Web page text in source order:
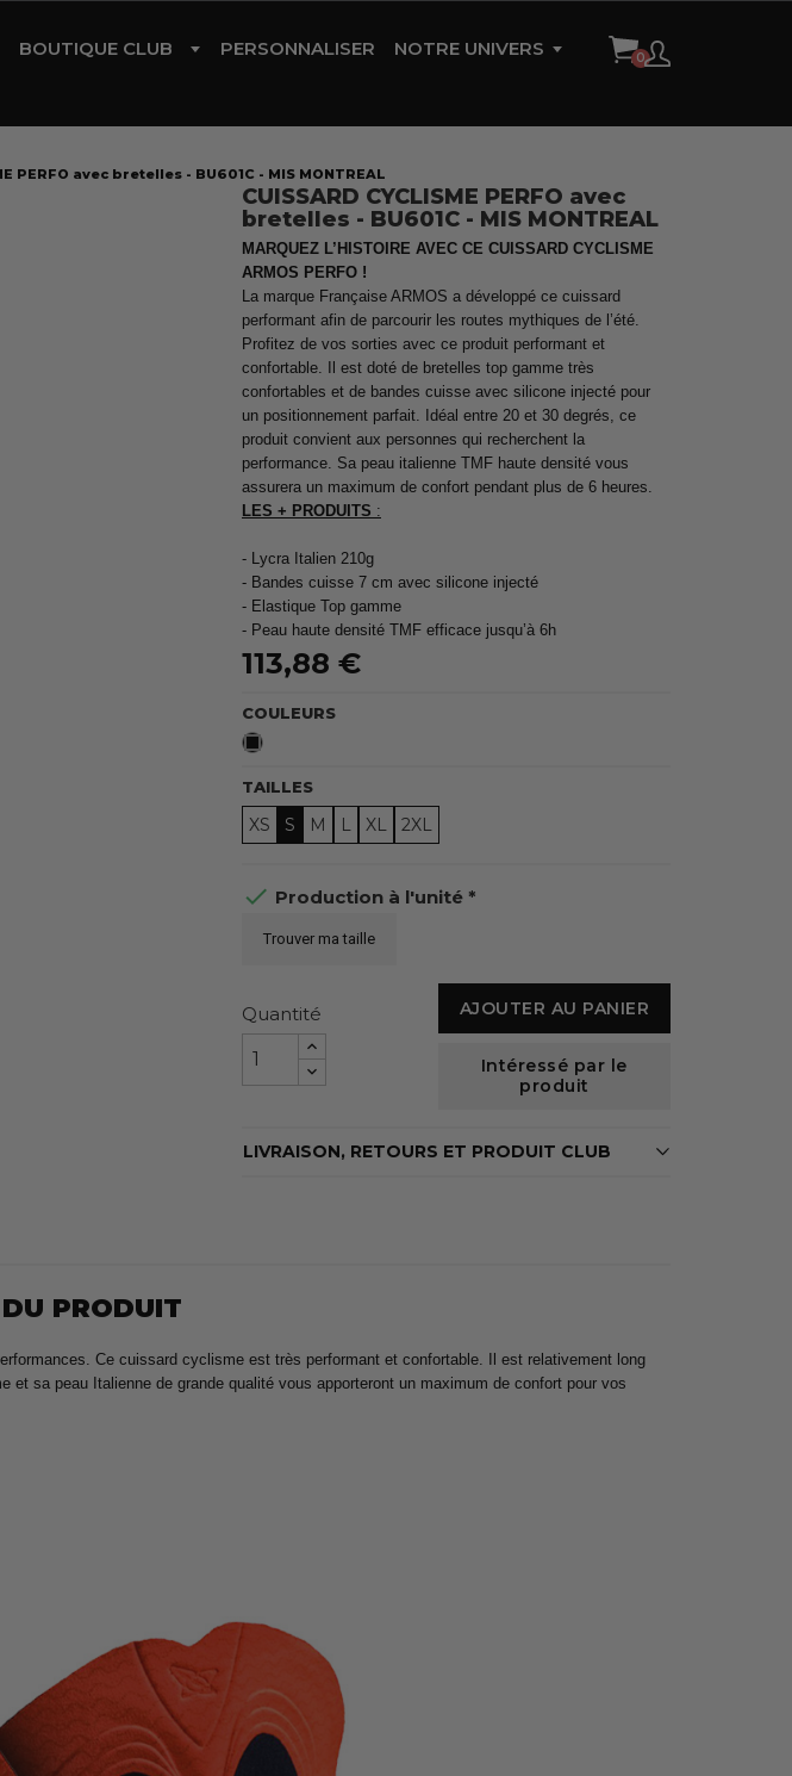
BOUTIQUE CLUB PERSONNALISER NOTRE UNIVERS
RÉFÉRENCES
CONTACT
PERFO avec bretelles - BU601C - MIS MONTREAL
CUISSARD CYCLISME PERFO avec
bretelles - BU601C - MIS MONTREAL
MARQUEZ L’HISTOIRE AVEC CE CUISSARD CYCLISME
ARMOS PERFO !
La marque Française ARMOS a développé ce cuissard
performant afin de parcourir les routes mythiques de l’été.
Profitez de vos sorties avec ce produit performant et
confortable. Il est doté de bretelles top gamme très
confortables et de bandes cuisse avec silicone injecté pour
un positionnement parfait. Idéal entre 20 et 30 degrés, ce
produit convient aux personnes qui recherchent la
performance. Sa peau italienne TMF haute densité vous
assurera un maximum de confort pendant plus de 6 heures.
LES + PRODUITS :
- Lycra Italien 210g
- Bandes cuisse 7 cm avec silicone injecté
- Elastique Top gamme
- Peau haute densité TMF efficace jusqu’à 6h
113,88 €
COULEURS
Noir
TAILLES
XS S M L XL 2XL
 Production à l'unité *
Trouver ma taille
Quantité AJOUTER AU PANIER
Intéressé par le
produit
LIVRAISON, RETOURS ET PRODUIT CLUB
PRODUIT
Ce cuissard cyclisme est très performant et confortable. Il est relativement long
sa peau Italienne de grande qualité vous apporteront un maximum de confort pour vos